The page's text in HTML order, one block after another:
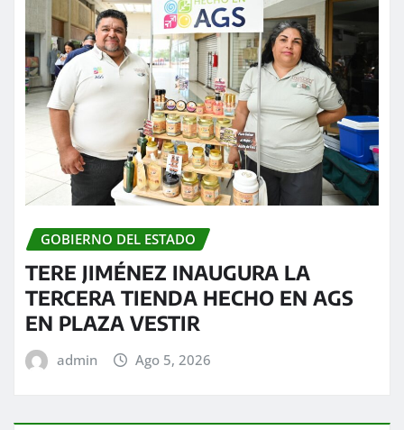
GOBIERNO DEL ESTADO
TERE JIMÉNEZ INAUGURA LA
TERCERA TIENDA HECHO EN AGS
EN PLAZA VESTIR
admin Ago 5, 2026